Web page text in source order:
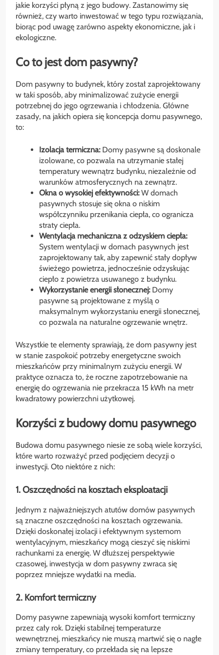
jakie korzyści płyną z jego budowy. Zastanowimy się
również, czy warto inwestować w tego typu rozwiązania,
biorąc pod uwagę zarówno aspekty ekonomiczne, jak i
ekologiczne.
Co to jest dom pasywny?
Dom pasywny to budynek, który został zaprojektowany
w taki sposób, aby minimalizować zużycie energii
potrzebnej do jego ogrzewania i chłodzenia. Główne
zasady, na jakich opiera się koncepcja domu pasywnego,
to:
Izolacja termiczna:Domy pasywne są doskonale
izolowane, co pozwala na utrzymanie stałej
temperatury wewnątrz budynku, niezależnie od
warunków atmosferycznych na zewnątrz.
Okna o wysokiej efektywności:W domach
pasywnych stosuje się okna o niskim
współczynniku przenikania ciepła, co ogranicza
straty ciepła.
Wentylacja mechaniczna z odzyskiem ciepła:
System wentylacji w domach pasywnych jest
zaprojektowany tak, aby zapewnić stały dopływ
świeżego powietrza, jednocześnie odzyskując
ciepło z powietrza usuwanego z budynku.
Wykorzystanie energii słonecznej:Domy
pasywne są projektowane z myślą o
maksymalnym wykorzystaniu energii słonecznej,
co pozwala na naturalne ogrzewanie wnętrz.
Wszystkie te elementy sprawiają, że dom pasywny jest
w stanie zaspokoić potrzeby energetyczne swoich
mieszkańców przy minimalnym zużyciu energii. W
praktyce oznacza to, że roczne zapotrzebowanie na
energię do ogrzewania nie przekracza 15 kWh na metr
kwadratowy powierzchni użytkowej.
Korzyści z budowy domu pasywnego
Budowa domu pasywnego niesie ze sobą wiele korzyści,
które warto rozważyć przed podjęciem decyzji o
inwestycji. Oto niektóre z nich:
1. Oszczędności na kosztach eksploatacji
Jednym z najważniejszych atutów domów pasywnych
są znaczne oszczędności na kosztach ogrzewania.
Dzięki doskonałej izolacji i efektywnym systemom
wentylacyjnym, mieszkańcy mogą cieszyć się niskimi
rachunkami za energię. W dłuższej perspektywie
czasowej, inwestycja w dom pasywny zwraca się
poprzez mniejsze wydatki na media.
2. Komfort termiczny
Domy pasywne zapewniają wysoki komfort termiczny
przez cały rok. Dzięki stabilnej temperaturze
wewnętrznej, mieszkańcy nie muszą martwić się o nagłe
zmiany temperatury, co przekłada się na lepsze